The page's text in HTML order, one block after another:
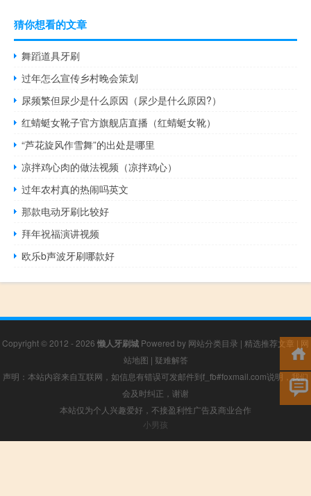
猜你想看的文章
舞蹈道具牙刷
过年怎么宣传乡村晚会策划
尿频繁但尿少是什么原因（尿少是什么原因?）
红蜻蜓女靴子官方旗舰店直播（红蜻蜓女靴）
“芦花旋风作雪舞”的出处是哪里
凉拌鸡心肉的做法视频（凉拌鸡心）
过年农村真的热闹吗英文
那款电动牙刷比较好
拜年祝福演讲视频
欧乐b声波牙刷哪款好
Copyright © 2012 - 2026 懒人牙刷城 Powered by 网站分类目录 | 精选推荐文章 | 网
站地图 | 疑难解答
声明：本站内容来自互联网，如信息有错误可发邮件到f_fb#foxmail.com说明，我们
会及时纠正，谢谢
本站仅为个人兴趣爱好，不接盈利性广告及商业合作
小男孩